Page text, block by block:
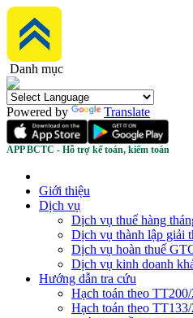
Danh mục
Powered by Translate
APP BCTC - Hỗ trợ kế toán, kiểm toán
Giới thiệu
Dịch vụ
Dịch vụ thuế hàng
Dịch vụ thành lập giải
Dịch vụ hoàn thuế
Dịch vụ kinh doanh
Hướng dẫn tra cứu
Hạch toán theo
Hạch toán theo